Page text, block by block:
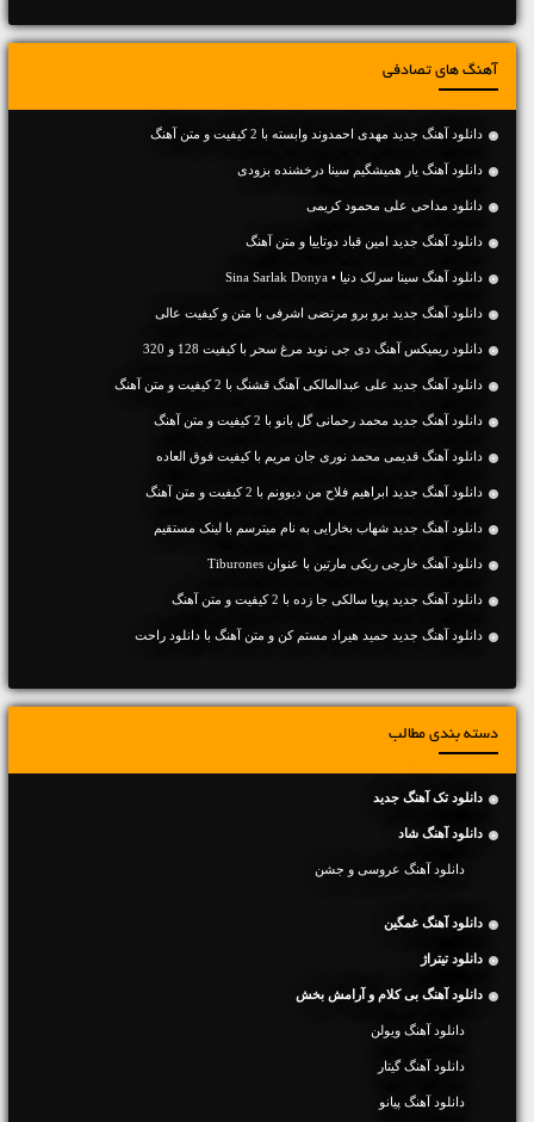
آهنگ های تصادفی
دانلود آهنگ جديد مهدی احمدوند وابسته با 2 کیفیت و متن آهنگ
دانلود آهنگ یار همیشگیم سینا درخشنده بزودی
دانلود مداحی علی محمود کریمی
دانلود آهنگ جديد امین قباد دوتاییا و متن آهنگ
دانلود آهنگ سینا سرلک دنیا • Sina Sarlak Donya
دانلود آهنگ جديد برو برو مرتضی اشرفی با متن و کیفیت عالی
دانلود ریمیکس آهنگ دی جی نوید مرغ سحر با کیفیت 128 و 320
دانلود آهنگ جديد علی عبدالمالکی آهنگ قشنگ با 2 کیفیت و متن آهنگ
دانلود آهنگ جديد محمد رحمانی گل بانو با 2 کیفیت و متن آهنگ
دانلود آهنگ قدیمی محمد نوری جان مریم با کیفیت فوق العاده
دانلود آهنگ جديد ابراهیم فلاح من دیوونم با 2 کیفیت و متن آهنگ
دانلود آهنگ جديد شهاب بخارایی به نام میترسم با لینک مستقیم
دانلود آهنگ خارجی ریکی مارتین با عنوان Tiburones
دانلود آهنگ جديد پویا سالکی جا زده با 2 کیفیت و متن آهنگ
دانلود آهنگ جديد حمید هیراد مستم کن و متن آهنگ با دانلود راحت
دسته بندی مطالب
دانلود تک آهنگ جدید
دانلود آهنگ شاد
دانلود آهنگ عروسی و جشن
دانلود آهنگ غمگین
دانلود تیتراژ
دانلود آهنگ بی کلام و آرامش بخش
دانلود آهنگ ویولن
دانلود آهنگ گیتار
دانلود آهنگ پیانو